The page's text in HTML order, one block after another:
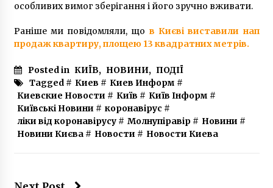
особливих вимог зберігання і його зручно вживати.
Раніше ми повідомляли, що в Києві виставили нап
продаж квартиру, площею 13 квадратних метрів.
Posted in КИЇВ, НОВИНИ, ПОДІЇ
Tagged # Киев # Киев Информ #
Киевские Новости # Київ # Київ Інформ #
Київські Новини # коронавірус #
ліки від коронавірусу# Молнупіравір# Новини #
Новини Києва# Новости # Новости Киева